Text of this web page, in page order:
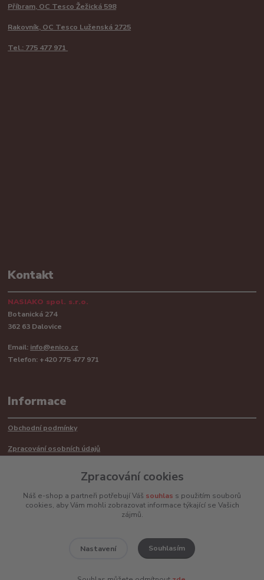
Příbram, OC Tesco Žežická 598
Rakovník, OC Tesco Luženská 2725
Tel.: 775 477 971
Kontakt
NASIAKO spol. s.r.o.
Botanická 274
362 63 Dalovice
Email: info@enico.cz
Telefon: +420 775 477 971
Informace
Obchodní podmínky
Zpracování osobních údajů
Mimosoudní řešení sporů ADR
Zpracování cookies
Náš e-shop a partneři potřebují Váš souhlas s použitím souborů
cookies, aby Vám mohli zobrazovat informace týkající se Vašich
zájmů.
Nastavení Souhlasím